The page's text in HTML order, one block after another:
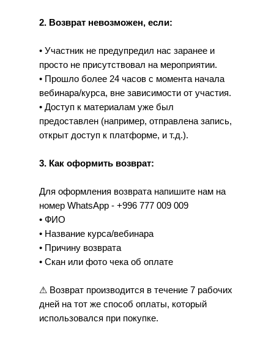
2. Возврат невозможен, если:
• Участник не предупредил нас заранее и
просто не присутствовал на мероприятии.
• Прошло более 24 часов с момента начала
вебинара/курса, вне зависимости от участия.
• Доступ к материалам уже был
предоставлен (например, отправлена запись,
открыт доступ к платформе, и т.д.).
3. Как оформить возврат:
Для оформления возврата напишите нам на
номер WhatsApp - +996 777 009 009
• ФИО
• Название курса/вебинара
• Причину возврата
• Скан или фото чека об оплате
⚠ Возврат производится в течение 7 рабочих
дней на тот же способ оплаты, который
использовался при покупке.